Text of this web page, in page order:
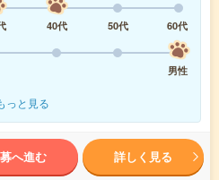
40代 50代
60代
男性
っと見る
へ進む 詳しく見る